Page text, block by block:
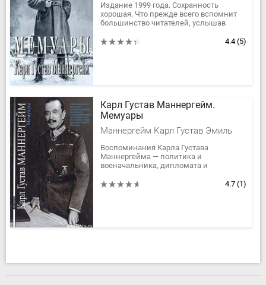
Издание 1999 года. Сохранность
хорошая. Что прежде всего вспомнит
большинство читателей, услышав
Смутное упоминание о `Линии
4.4 (5)
Карл Густав Маннергейм.
Мемуары
Маннергейм Карл Густав Эмиль
Воспоминания Карла Густава
Маннергейма — политика и
военачальника, дипломата и
непростые моменты
4.7 (1)